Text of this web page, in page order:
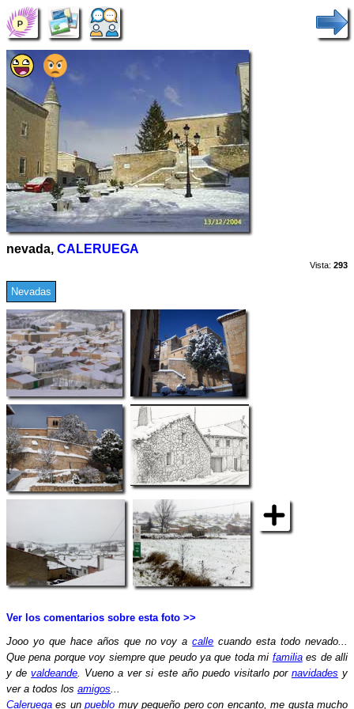
nevada, CALERUEGA
Vista: 293
Nevadas
Ver los comentarios sobre esta foto >>
Jooo yo que hace años que no voy acalle cuando esta todo nevado...
Que pena porque voy siempre que peudo ya que toda mi familiaes de alli
y devaldeande. Vueno a ver si este año puedo visitarlo por navidades y
ver a todos los amigos...
Caleruega es unpueblo muy pequeño pero con encanto, me gusta mucho